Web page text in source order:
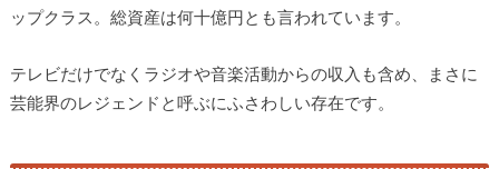
ップクラス。総資産は何十億円とも言われています。
テレビだけでなくラジオや音楽活動からの収入も含め、まさに
芸能界のレジェンドと呼ぶにふさわしい存在です。